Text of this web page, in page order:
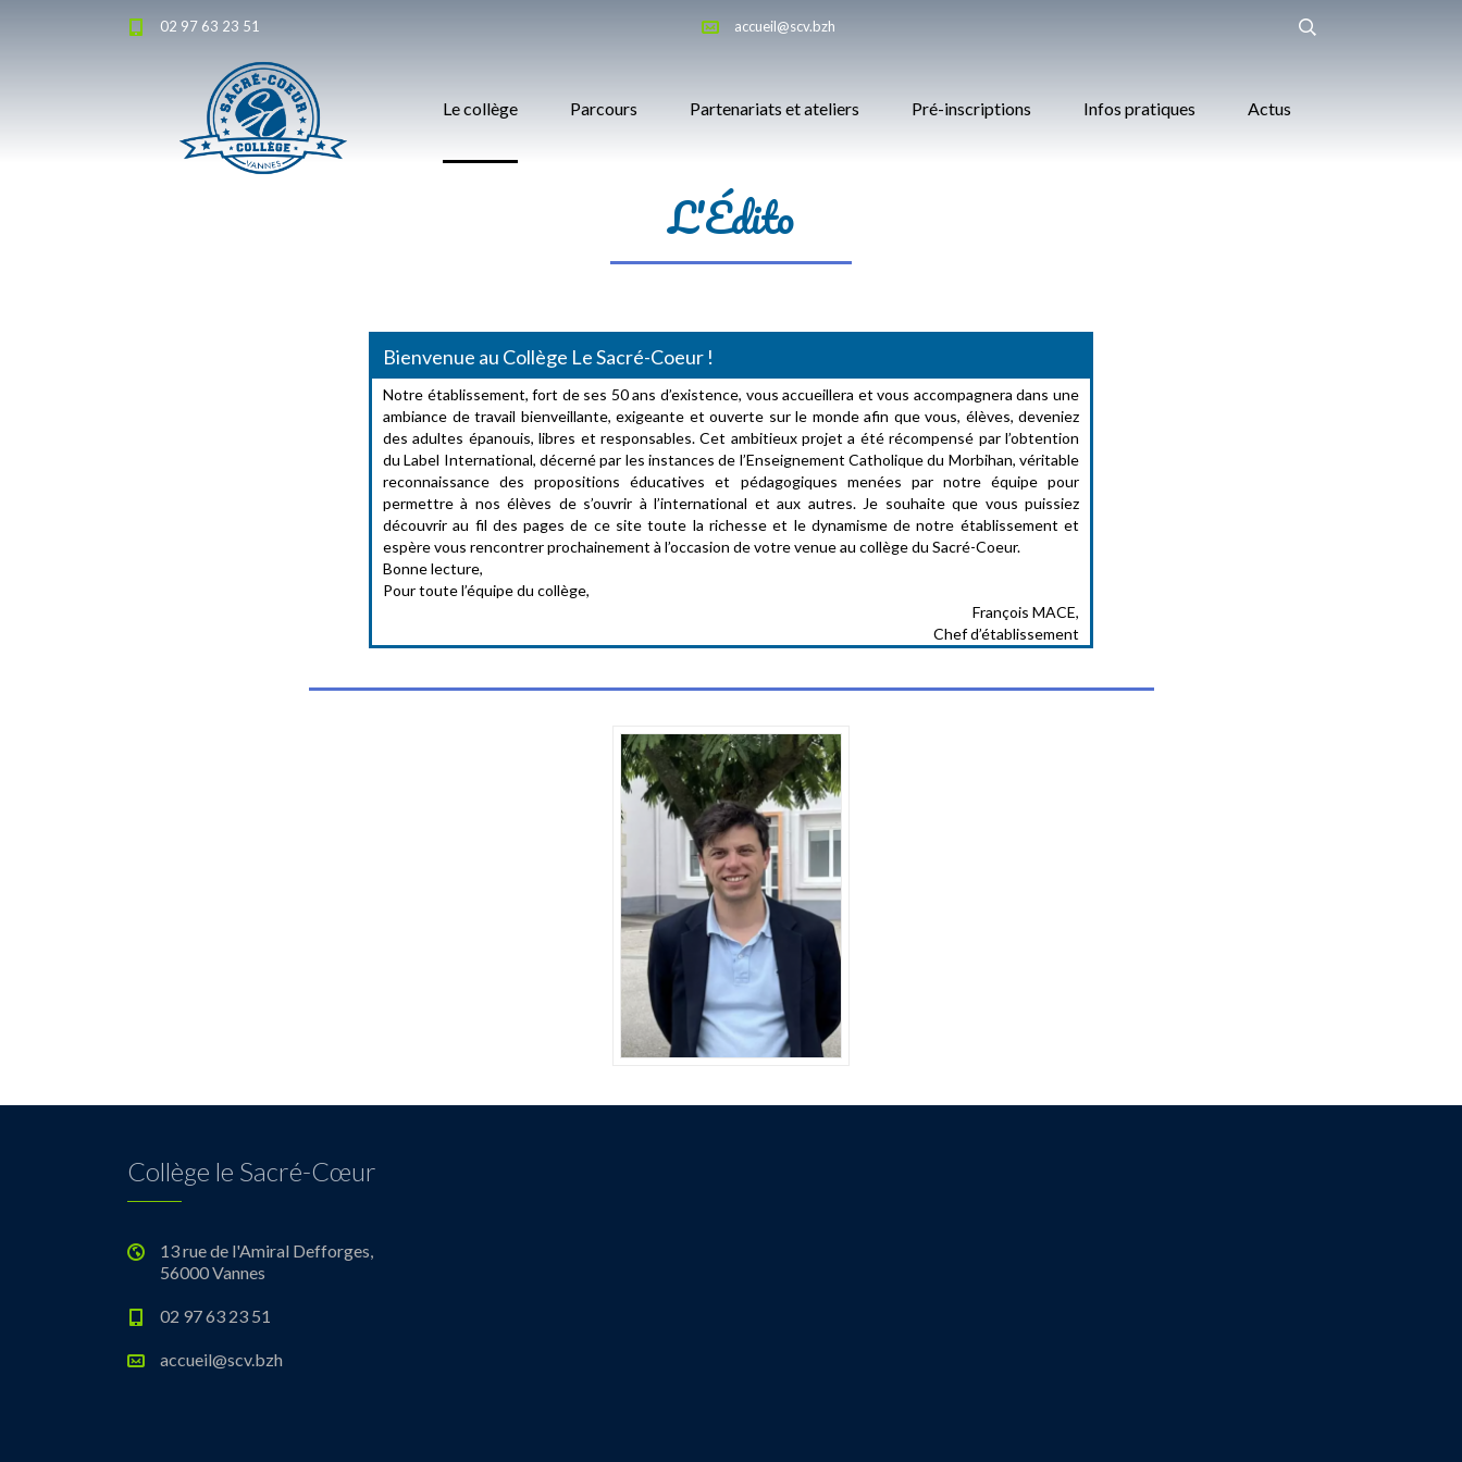
02 97 63 23 51 accueil@scv.bzh
Le collège Parcours Partenariats et ateliers Pré-inscriptions Infos pratiques Actus
L'Édito
Bienvenue au Collège Le Sacré-Coeur !
Notre établissement, fort de ses 50 ans d’existence, vous accueillera et vous accompagnera dans une
ambiance de travail bienveillante, exigeante et ouverte sur le monde afin que vous, élèves, deveniez
des adultes épanouis, libres et responsables. Cet ambitieux projet a été récompensé par l’obtention
du Label International, décerné par les instances de l’Enseignement Catholique du Morbihan, véritable
reconnaissance des propositions éducatives et pédagogiques menées par notre équipe pour
permettre à nos élèves de s’ouvrir à l’international et aux autres. Je souhaite que vous puissiez
découvrir au fil des pages de ce site toute la richesse et le dynamisme de notre établissement et
espère vous rencontrer prochainement à l’occasion de votre venue au collège du Sacré-Coeur.
Bonne lecture,
Pour toute l’équipe du collège,
François MACE,
Chef d’établissement
Collège le Sacré-Cœur
13 rue de l'Amiral Defforges,
56000 Vannes
02 97 63 23 51
accueil@scv.bzh